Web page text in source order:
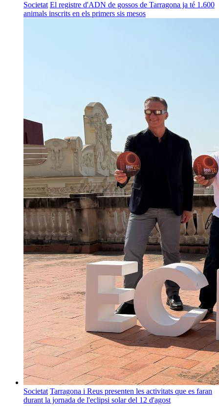
Societat El registre d'ADN de gossos de Tarragona ja té 1.600
animals inscrits en els primers sis mesos
Societat Tarragona i Reus presenten les activitats que es faran
durant la jornada de l'eclipsi solar del 12 d'agost